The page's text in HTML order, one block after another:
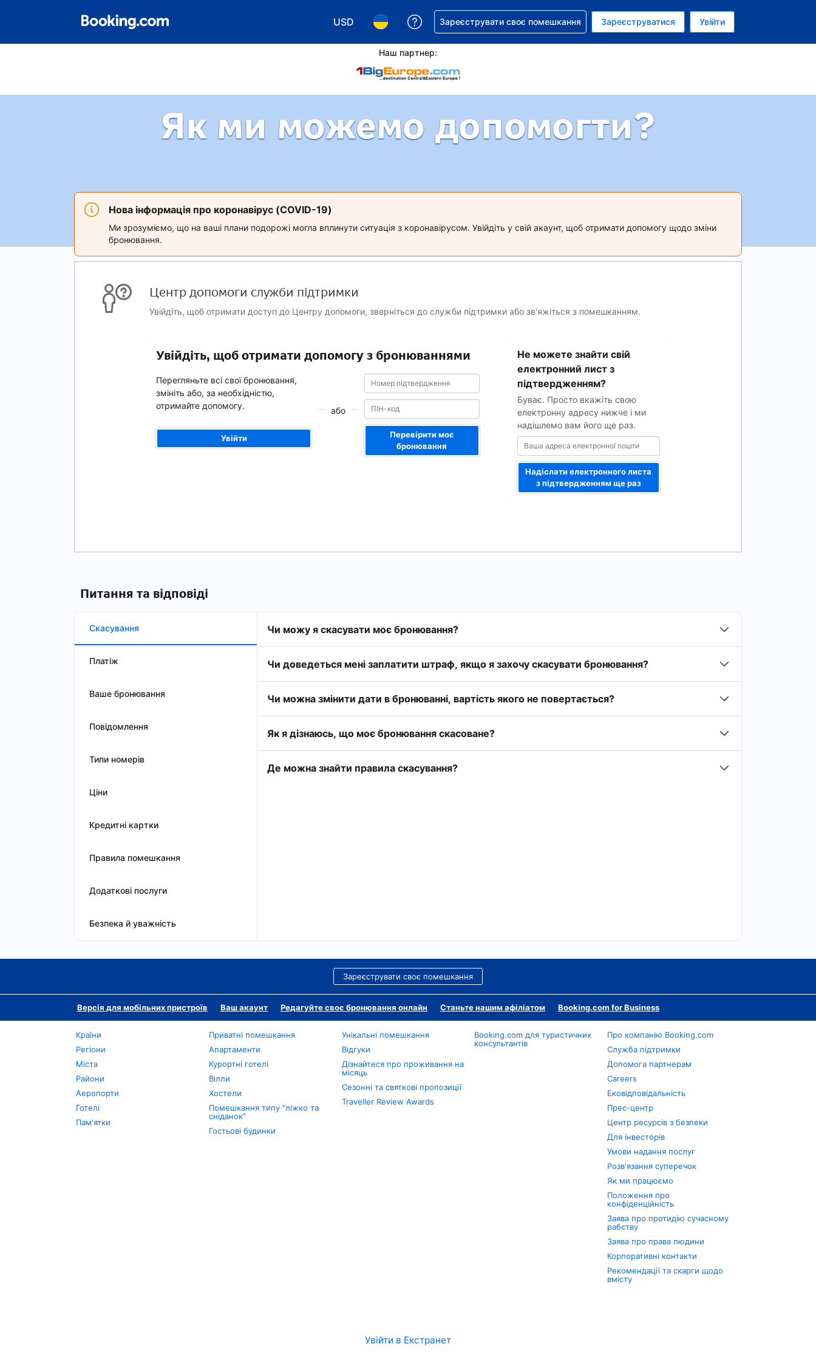
USD
Виберіть валюту. Ваша поточна валюта: Долар США
Виберіть мову. Ваша поточна мова: Українською
Отримайте допомогу з бронюванням
Зареєструвати своє помешкання Зареєструватися Увійти
Наш партнер:
Як ми можемо допомогти?
Нова інформація про коронавірус (COVID-19)
Ми зрозуміємо, що на ваші плани подорожі могла вплинути ситуація з коронавірусом. Увійдіть у свій акаунт, щоб отримати допомогу щодо зміни
бронювання.
Центр допомоги служби підтримки
Увійдіть, щоб отримати доступ до Центру допомоги, зверніться до служби підтримки або зв'яжіться з помешканням.
Увійдіть, щоб отримати допомогу з бронюваннями
Перегляньте всі свої бронювання,
змініть або, за необхідністю,
отримайте допомогу.
Увійти
або
Номер
підтвердження
Номер
підтвердження
Перевірити моє
бронювання
Не можете знайти свій
електронний лист з
підтвердженням?
Буває. Просто вкажіть свою
електронну адресу нижче і ми
надішлемо вам його ще раз.
адреса
електронної
пошти
Надіслати електронного листа
з підтвердженням ще раз
Питання та відповіді
Скасування
Платіж
Ваше бронювання
Повідомлення
Типи номерів
Ціни
Кредитні картки
Правила помешкання
Додаткові послуги
Безпека й уважність
Чи можу я скасувати моє бронювання?
Чи доведеться мені заплатити штраф, якщо я захочу скасувати бронювання?
Чи можна змінити дати в бронюванні, вартість якого не повертається?
Як я дізнаюсь, що моє бронювання скасоване?
Де можна знайти правила скасування?
Зареєструвати своє помешкання
Версія для мобільних пристроїв Ваш акаунт Редагуйте своє бронювання онлайн Станьте нашим афіліатом Booking.com for Business
Країни
Регіони
Міста
Райони
Аеропорти
Готелі
Пам'ятки
Приватні помешкання
Апартаменти
Курортні готелі
Вілли
Хостели
Помешкання типу "ліжко та
сніданок"
Гостьові будинки
Унікальні помешкання
Відгуки
Дізнайтеся про проживання на
місяць
Сезонні та святкові пропозиції
Traveller Review Awards
Booking.com для туристичних
консультантів
Про компанію Booking.com
Служба підтримки
Допомога партнерам
Careers
Ековідповідальність
Прес-центр
Центр ресурсів з безпеки
Для інвесторів
Умови надання послуг
Розв'язання суперечок
Як ми працюємо
Положення про
конфіденційність
Заява про протидію сучасному
рабству
Заява про права людини
Корпоративні контакти
Рекомендації та скарги щодо
вмісту
Увійти в Екстранет